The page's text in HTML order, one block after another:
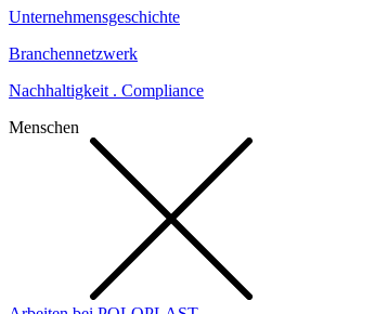
Unternehmensgeschichte
Branchennetzwerk
Nachhaltigkeit . Compliance
Menschen